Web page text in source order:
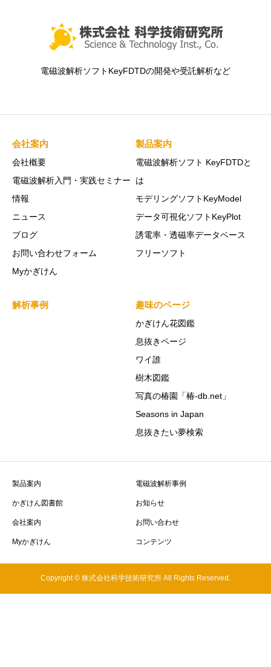
電磁波解析ソフトKeyFDTDの開発や受託解析など
会社案内
会社概要
電磁波解析入門・実践セミナー
情報
ニュース
ブログ
お問い合わせフォーム
Myかぎけん
製品案内
電磁波解析ソフト KeyFDTDと
は
モデリングソフトKeyModel
データ可視化ソフトKeyPlot
誘電率・透磁率データベース
フリーソフト
解析事例 趣味のページ
かぎけん花図鑑
息抜きページ
ワイ誰
樹木図鑑
写真の椿園「椿-db.net」
Seasons in Japan
息抜きたい夢検索
製品案内 電磁波解析事例
かぎけん図書館 お知らせ
会社案内 お問い合わせ
Myかぎけん コンテンツ
Copyright © 株式会社科学技術研究所 All Rights Reserved.